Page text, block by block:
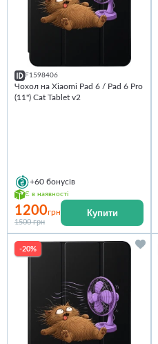
F1598406
Чохол на Xiaomi Pad 6 / Pad 6 Pro
(11") Cat Tablet v2
+60 бонусів
Є в наявності
1200грн
1500 грн
Купити
-20%